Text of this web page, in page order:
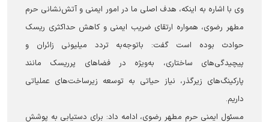
وی با اشاره به اینکه، هدف اصلی ما در امور ایمنی و آتش‌نشانی حرم
مطهر رضوی، همواره ارتقای ضریب ایمنی و کاهش حداکثری ریسک
حوادث بوده است گفت: باتوجه‌به تردد میلیونی زائران و
پیچیدگی‌های ساختاری، به‌ویژه در فضاهای پرریسک مانند
پارکینگ‌های زیرگذر، نیاز حیاتی به توسعه زیرساخت‌های عملیاتی
داریم.
مسئول ایمنی حرم مطهر رضوی، ادامه داد: برای دستیابی به پوشش